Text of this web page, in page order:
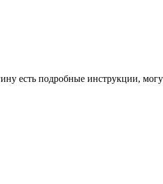
есть подробные инструкции,